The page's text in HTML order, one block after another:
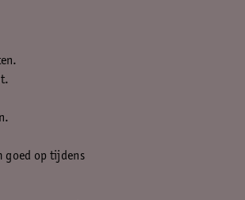
goed op tijdens